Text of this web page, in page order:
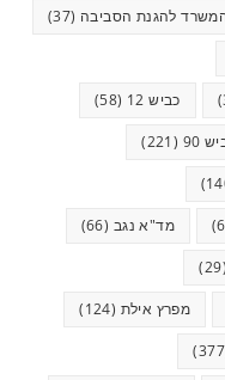
להגנת הסביבה (37)
כביש 12 (58)
90
(221)
מד"א נגב (66)
(29)
מפרץ אילת (124)